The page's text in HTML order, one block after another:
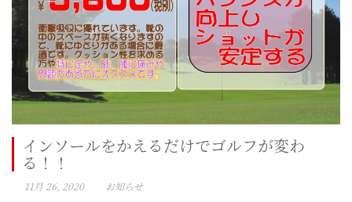
インソールをかえるだけでゴルフが変わ
る！！
11月 26, 2020 お知らせ